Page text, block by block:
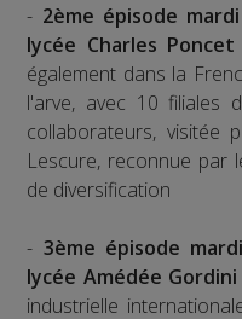
- 2ème épisode
lycée Charles
également dans la
l'arve, avec 10 filiales
collaborateurs, visitée
Lescure, reconnue par
de diversification
- 3ème épisode
lycée Amédée
industrielle